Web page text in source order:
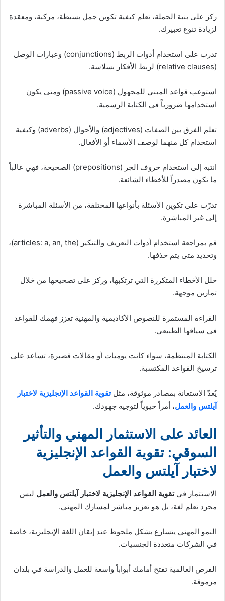
ركز على بنية الجملة، تعلم كيفية تكوين جمل بسيطة، مركبة، ومعقدة
لزيادة تنوع تعبيرك.
تدرب على استخدام أدوات الربط (conjunctions) وعبارات الوصل
(relative clauses) لربط الأفكار بسلاسة.
استوعب قواعد المبني للمجهول (passive voice) ومتى يكون
استخدامها ضرورياً في الكتابة الرسمية.
تعلم الفرق بين الصفات (adjectives) والأحوال (adverbs) وكيفية
استخدام كل منهما لوصف الأسماء أو الأفعال.
انتبه إلى استخدام حروف الجر (prepositions) الصحيحة، فهي غالباً
ما تكون مصدراً للأخطاء الشائعة.
تدرّب على تكوين الأسئلة بأنواعها المختلفة، من الأسئلة المباشرة
إلى غير المباشرة.
قم بمراجعة استخدام أدوات التعريف والتنكير (articles: a, an, the)،
وتحديد متى يتم حذفها.
حلل الأخطاء المتكررة التي ترتكبها، وركز على تصحيحها من خلال
تمارين موجهة.
القراءة المستمرة للنصوص الأكاديمية والمهنية تعزز فهمك للقواعد
في سياقها الطبيعي.
الكتابة المنتظمة، سواء كانت يوميات أو مقالات قصيرة، تساعد على
ترسيخ القواعد المكتسبة.
يُعدّ الاستعانة بمصادر موثوقة، مثلتقوية القواعد الإنجليزية لاختبار
آيلتس والعمل، أمراً حيوياً لتوجيه جهودك.
العائد على الاستثمار المهني والتأثير
السوقي: تقوية القواعد الإنجليزية
لاختبار آيلتس والعمل
الاستثمار فيتقوية القواعد الإنجليزية لاختبار آيلتس والعمل ليس
مجرد تعلم لغة، بل هو تعزيز مباشر لمسارك المهني.
النمو المهني يتسارع بشكل ملحوظ عند إتقان اللغة الإنجليزية، خاصة
في الشركات متعددة الجنسيات.
الفرص العالمية تفتح أمامك أبواباً واسعة للعمل والدراسة في بلدان
مرموقة.